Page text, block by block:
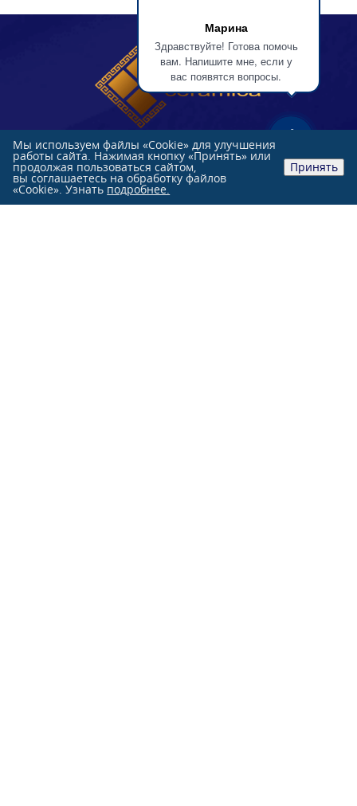
Марина
Здравствуйте! Готова помочь
вам. Напишите мне, если у
вас появятся вопросы.
Розничные продажи:
Мы используем файлы «Cookie» для улучшения
работы сайта. Нажимая кнопку «Принять» или
продолжая пользоваться сайтом,
вы соглашаетесь на обработку файлов
«Cookie». Узнать подробнее.
Принять